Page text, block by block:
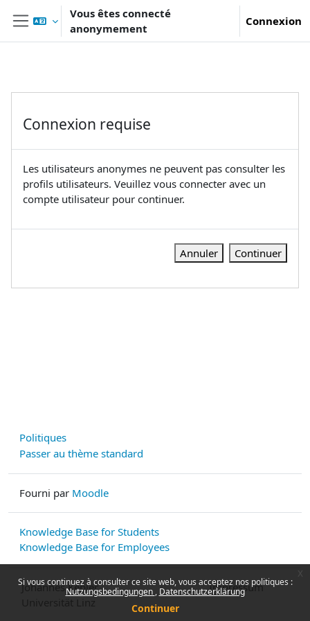
Passer au contenu principal
Si vous continuez à consulter ce site web, vous acceptez nos politiques :
Nutzungsbedingungen Datenschutzerklärung
Continuer
Panneau latéral
Vous êtes connecté
anonymement
Connexion
Connexion requise
Les utilisateurs anonymes ne peuvent pas consulter les
profils utilisateurs. Veuillez vous connecter avec un
compte utilisateur pour continuer.
Annuler Continuer
Politiques
Passer au thème standard
Fourni par Moodle
Knowledge Base for Students
Knowledge Base for Employees
Johannes Kepler
Impressum